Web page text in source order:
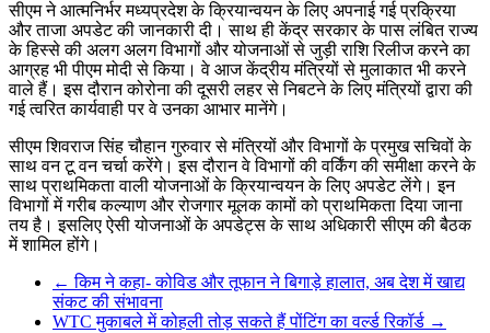
सीएम ने आत्मनिर्भर मध्यप्रदेश के क्रियान्वयन के लिए अपनाई गई प्रक्रिया
और ताजा अपडेट की जानकारी दी। साथ ही केंद्र सरकार के पास लंबित राज्य
के हिस्से की अलग अलग विभागों और योजनाओं से जुड़ी राशि रिलीज करने का
आग्रह भी पीएम मोदी से किया। वे आज केंद्रीय मंत्रियों से मुलाकात भी करने
वाले हैं। इस दौरान कोरोना की दूसरी लहर से निबटने के लिए मंत्रियों द्वारा की
गई त्वरित कार्यवाही पर वे उनका आभार मानेंगे।
सीएम शिवराज सिंह चौहान गुरुवार से मंत्रियों और विभागों के प्रमुख सचिवों के
साथ वन टू वन चर्चा करेंगे। इस दौरान वे विभागों की वर्किंग की समीक्षा करने के
साथ प्राथमिकता वाली योजनाओं के क्रियान्वयन के लिए अपडेट लेंगे। इन
विभागों में गरीब कल्याण और रोजगार मूलक कामों को प्राथमिकता दिया जाना
तय है। इसलिए ऐसी योजनाओं के अपडेट्स के साथ अधिकारी सीएम की बैठक
में शामिल होंगे।
← किम ने कहा- कोविड और तूफान ने बिगाड़े हालात, अब देश में खाद्य
संकट की संभावना
WTC मुकाबले में कोहली तोड़ सकते हैं पोंटिंग का वर्ल्ड रिकॉर्ड →